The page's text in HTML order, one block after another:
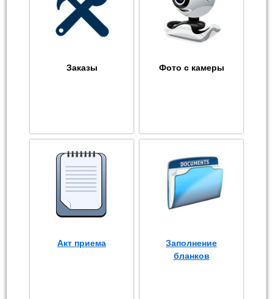
Заказы Фото с камеры
Акт приема
Заполнение
бланков